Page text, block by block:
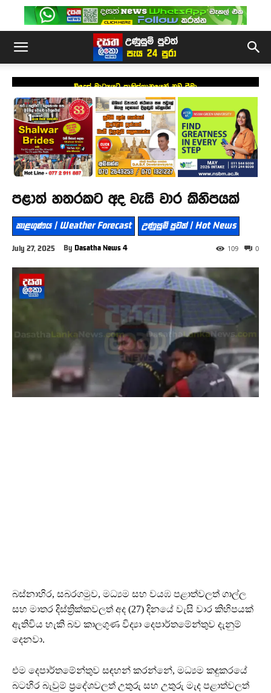
විදෙස් මාධ්‍යයට පාකිස්තානයෙන් නව සීමා
පළාත් හතරකට අද වැසි වාර කිහිපයක්
කාළගුණය | Weather Forecast උණුසුම් පුවත් | Hot News
July 27, 2025 By Dasatha News 4 0
109
බස්නාහිර, සබරගමුව, මධ්‍යම සහ වයඹ පළාත්වලත් ගාල්ල
සහ මාතර දිස්ත්‍රික්කවලත් අද (27) දිනයේ වැසි වාර කිහිපයක්
ඇතිවිය හැකි බව කාලගුණ විද්‍යා දෙපාර්තමේන්තුව දැනුම්
දෙනවා.
එම දෙපාර්තමේන්තුව සඳහන් කරන්නේ, මධ්‍යම කඳුකරයේ
බටහිර බැවුම් ප්‍රදේශවලත් උතුරු සහ උතුරු මැද පළාත්වලත්